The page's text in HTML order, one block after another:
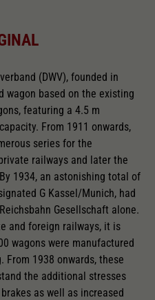
(DWV), founded in
wagon based on the existing
featuring a 4.5 m
From 1911 onwards,
series for the
railways and later the
1934, an astonishing total of
G Kassel/Munich, had
Gesellschaft alone.
and foreign railways, it is
wagons were manufactured
From 1938 onwards, these
the additional stresses
as well as increased